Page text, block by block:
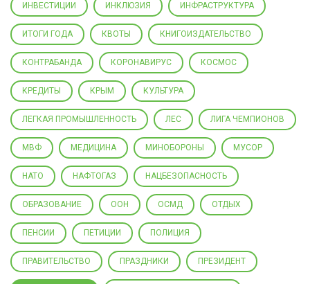
ИНВЕСТИЦИИ ИНКЛЮЗИЯ ИНФРАСТРУКТУРА
ИТОГИ ГОДА КВОТЫ КНИГОИЗДАТЕЛЬСТВО
КОНТРАБАНДА КОРОНАВИРУС КОСМОС
КРЕДИТЫ КРЫМ КУЛЬТУРА
ЛЕГКАЯ ПРОМЫШЛЕННОСТЬ ЛЕС ЛИГА ЧЕМПИОНОВ
МВФ МЕДИЦИНА МИНОБОРОНЫ МУСОР
НАТО НАФТОГАЗ НАЦБЕЗОПАСНОСТЬ
ОБРАЗОВАНИЕ ООН ОСМД ОТДЫХ
ПЕНСИИ ПЕТИЦИИ ПОЛИЦИЯ
ПРАВИТЕЛЬСТВО ПРАЗДНИКИ ПРЕЗИДЕНТ